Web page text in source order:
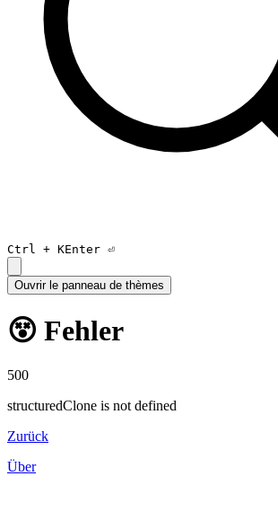
Ctrl + KEnter ⏎
Ouvrir le panneau de thèmes
😵 Fehler
500
structuredClone is not defined
Zurück
Über